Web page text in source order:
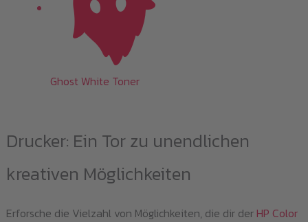
Ghost White Toner
Drucker: Ein Tor zu unendlichen
kreativen Möglichkeiten
Erforsche die Vielzahl von Möglichkeiten, die dir der HP Color